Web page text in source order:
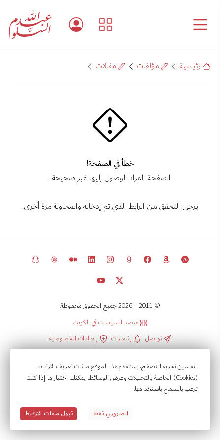
لتحسين تجربة التصفح، يستخدم هذا الموقع ملفات تعريف الارتباط
(Cookies) الخاصة بالتحليلات وعرض الوسائط. يمكنك اختيار ما إذا كنت
ترغب بالسماح باستخدامها.
الضروري فقط قبول ملفات الارتباط
رئيسية مؤلفات مقالات
خطأ في الصفحة!
الصفحة المراد الوصول إليها غير صحيحة.
يرجى التحقق من الرابط الذي تم إدخاله والمحاولة مرة أخرى.
© 2011 – 2026 جميع الحقوق محفوظة.
مرصد السياسات في الكويت
تواصل
إشعارات
إعدادات الخصوصية
سياسة الخصوصية
شروط الاستخدام